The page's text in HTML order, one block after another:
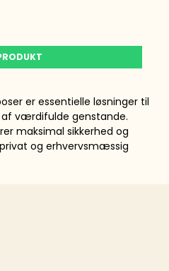
er essentielle løsninger til
værdifulde genstande.
maksimal sikkerhed og
og erhvervsmæssig